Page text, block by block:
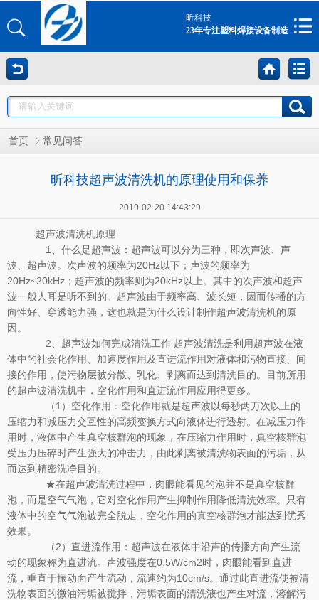
昕科技
23年专注塑料焊接设备制造
首页 常见问答
昕科技超声波清洗机的原理使用和保养
2019-02-20 14:43:29
超声波清洗机原理
1、什么是超声波：超声波可以分为三种，即次声波、声
波、超声波。次声波的频率为20Hz以下；声波的频率为
20Hz~20kHz；超声波的频率则为20kHz以上。其中的次声波和超声
波一般人耳是听不到的。超声波由于频率高、波长短，因而传播的方
向性好、穿透能力强，这也就是为什么设计制作超声波清洗机的原
因。
2、超声波如何完成清洗工作 超声波清洗是利用超声波在液
体中的社会化作用、加速度作用及直进流作用对液体和污物直接、间
接的作用，使污物层被分散、乳化、剥离而达到清洗目的。目前所用
的超声波清洗机中，空化作用和直进流作用应用得更多。
（1）空化作用：空化作用就是超声波以每秒两万次以上的
压缩力和减压力交互性的高频变换方式向液体进行透射。在减压力作
用时，液体中产生真空核群泡的现象，在压缩力作用时，真空核群泡
受压力压碎时产生强大的冲击力，由此剥离被清洗物表面的污垢，从
而达到精密洗净目的。
★在超声波清洗过程中，肉眼能看见的泡并不是真空核群
泡，而是空气气泡，它对空化作用产生抑制作用降低清洗效率。只有
液体中的空气气泡被完全脱走，空化作用的真空核群泡才能达到优秀
效果。
（2）直进流作用：超声波在液体中沿声的传播方向产生流
动的现象称为直进流。声波强度在0.5W/cm2时，肉眼能看到直进
流，垂直于振动面产生流动，流速约为10cm/s。通过此直进流使被清
洗物表面的微油污垢被搅拌，污垢表面的清洗液也产生对流，溶解污